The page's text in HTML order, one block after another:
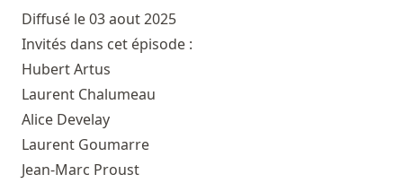
Diffusé le 03 aout 2025
Invités dans cet épisode :
Hubert Artus
Laurent Chalumeau
Alice Develay
Laurent Goumarre
Jean-Marc Proust
Livres les plus recommandés
Prix littéraires